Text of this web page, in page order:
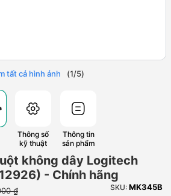
tất cả hình ảnh (1/5)
Thông số
kỹ thuật
Thông tin
sản phẩm
không dây Logitech
- Chính hãng
₫ SKU: MK345B